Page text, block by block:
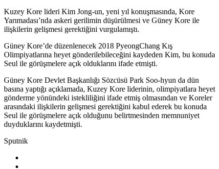
Kuzey Kore lideri Kim Jong-un, yeni yıl konuşmasında, Kore
Yarımadası’nda askeri gerilimin düşürülmesi ve Güney Kore ile
ilişkilerin gelişmesi gerektiğini vurgulamıştı.
Güney Kore’de düzenlenecek 2018 PyeongChang Kış
Olimpiyatlarına heyet gönderilebileceğini kaydeden Kim, bu konuda
Seul ile görüşmelere açık olduklarını ifade etmişti.
Güney Kore Devlet Başkanlığı Sözcüsü Park Soo-hyun da dün
basına yaptığı açıklamada, Kuzey Kore liderinin, olimpiyatlara heyet
gönderme yönündeki istekliliğini ifade etmiş olmasından ve Koreler
arasındaki ilişkilerin gelişmesi gerektiğini kabul ederek bu konuda
Seul ile görüşmelere açık olduğunu belirtmesinden memnuniyet
duyduklarını kaydetmişti.
Sputnik